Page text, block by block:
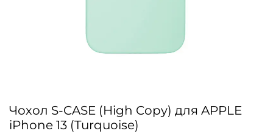
Чохол S-CASE (High Copy) для APPLE
iPhone 13 (Turquoise)